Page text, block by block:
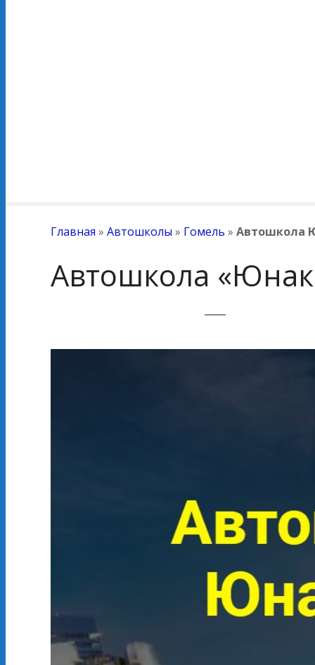
Главная » Автошколы » Гомель » Автошкола
Автошкола